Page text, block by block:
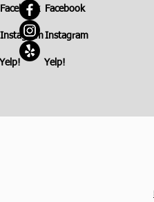
Facebook
Instagram
Yelp!
Facebook
Instagram
Yelp!